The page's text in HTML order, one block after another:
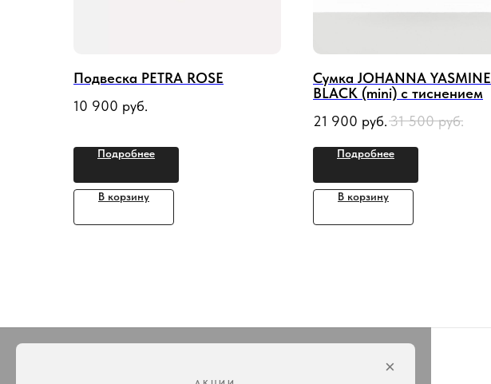
Подвеска PETRA ROSE
10 900 руб.
Подробнее
В корзину
Сумка JOHANNA YASMINE
BLACK (mini) с тиснением
21 900 руб.31 500 руб.
Подробнее
В корзину
×